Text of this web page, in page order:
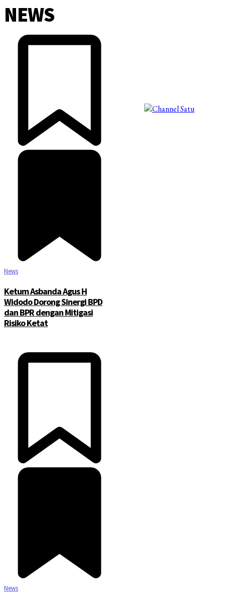
NEWS
News
Ketum Asbanda Agus H
Widodo Dorong Sinergi BPD
dan BPR dengan Mitigasi
Risiko Ketat
News